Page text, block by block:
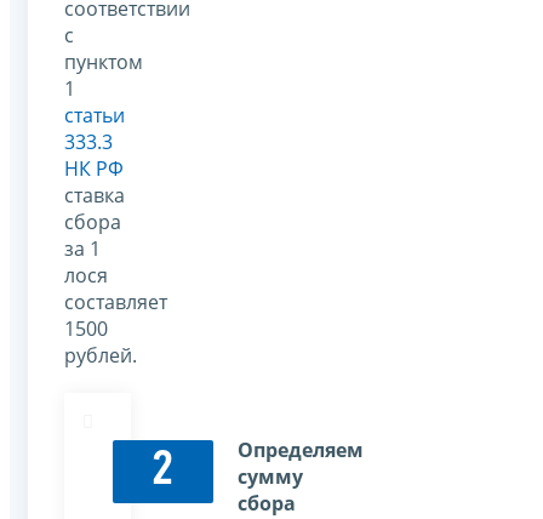
соответствии
с
пунктом
1
статьи
333.3
НК РФ
ставка
сбора
за 1
лося
составляет
1500
рублей.
2
Определяем
сумму
сбора